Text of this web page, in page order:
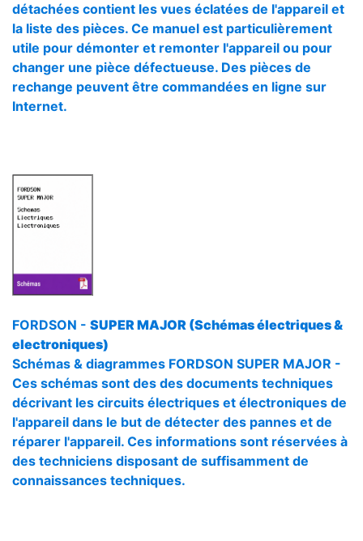
détachées contient les vues éclatées de l'appareil et
la liste des pièces. Ce manuel est particulièrement
utile pour démonter et remonter l'appareil ou pour
changer une pièce défectueuse. Des pièces de
rechange peuvent être commandées en ligne sur
Internet.
FORDSON - SUPER MAJOR (Schémas électriques &
electroniques)
Schémas & diagrammes FORDSON SUPER MAJOR -
Ces schémas sont des des documents techniques
décrivant les circuits électriques et électroniques de
l'appareil dans le but de détecter des pannes et de
réparer l'appareil. Ces informations sont réservées à
des techniciens disposant de suffisamment de
connaissances techniques.